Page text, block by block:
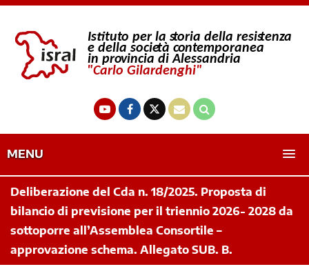
MENU
Deliberazione del Cda n. 18/2025. Proposta di
bilancio di previsione per il triennio 2026- 2028 da
sottoporre all’Assemblea Consortile –
approvazione schema. Allegato SUB. B.